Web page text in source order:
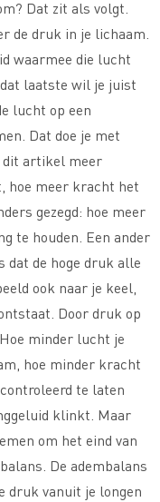
Dat zit als volgt.
de druk in je lichaam.
waarmee die lucht
laatste wil je juist
lucht op een
Dat doe je met
dit artikel meer
hoe meer kracht het
gezegd: hoe meer
te houden. Een ander
dat de hoge druk alle
ook naar je keel,
Door druk op
minder lucht je
hoe minder kracht
te laten
klinkt. Maar
om het eind van
De adembalans
druk vanuit je longen